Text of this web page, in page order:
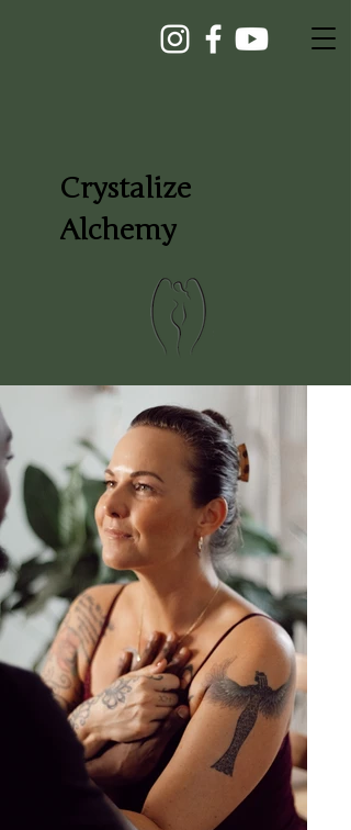
Crystalize
Alchemy